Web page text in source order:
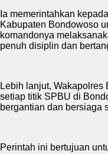
Ia memerintahkan
Kabupaten Bondowoso
komandonya
penuh disiplin dan
Lebih lanjut,
setiap titik SPBU di
bergantian dan bersiaga
Perintah ini bertujuan